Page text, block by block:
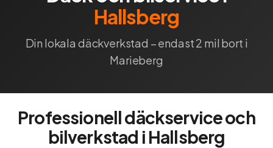
Hallsberg
Din lokala däckverkstad – endast 2 mil bort i
Marieberg
Professionell däckservice och
bilverkstad i Hallsberg